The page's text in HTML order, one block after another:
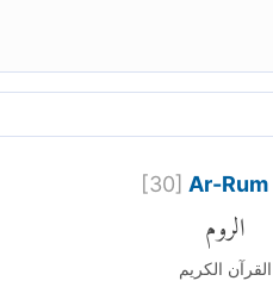
[30] Ar-Rum
الروم
القرآن الكريم